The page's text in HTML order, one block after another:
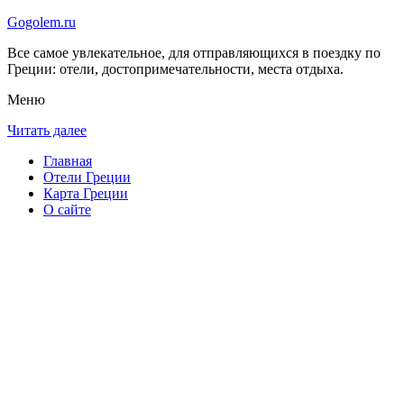
Gogolem.ru
Все самое увлекательное, для отправляющихся в поездку по
Греции: отели, достопримечательности, места отдыха.
Меню
Читать далее
Главная
Отели Греции
Карта Греции
О сайте